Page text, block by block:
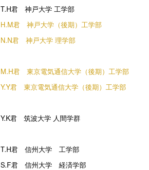
T.H君 神戸大学 工学部
H.M君 神戸大学（後期）工学部
N.N君 神戸大学 理学部
M.H君 東京電気通信大学（後期）工学部
Y.Y君 東京電気通信大学（後期）工学部
Y.K君 筑波大学 人間学群
T.H君 信州大学 工学部
S.F君 信州大学 経済学部